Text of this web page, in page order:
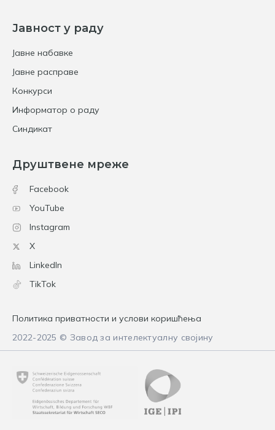
Јавност у раду
Јавне набавке
Јавне расправе
Конкурси
Информатор о раду
Синдикат
Друштвене мреже
Facebook
YouTube
Instagram
X
LinkedIn
TikTok
Политика приватности и услови коришћења
2022-2025 © Завод за интелектуалну својину